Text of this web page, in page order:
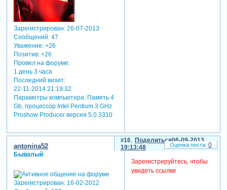
Зарегистрирован: 26-07-2013
Сообщений:47
Уважение: +26
Позитив: +26
Провел на форуме:
1 день 3 часа
Последний визит:
22-11-2014 21:19:32
Параметры компьютера:Память 4
Gb, процессор Intel Pentium 3 GHz
Proshow Producer версия 5.0.3310
Поделиться
16
06-09-2013
19:13:48
antonina52
Бывалый
Зарегистрирован: 16-02-2012
Зарегистрируйтесь, чтобы
увидеть ссылки
0